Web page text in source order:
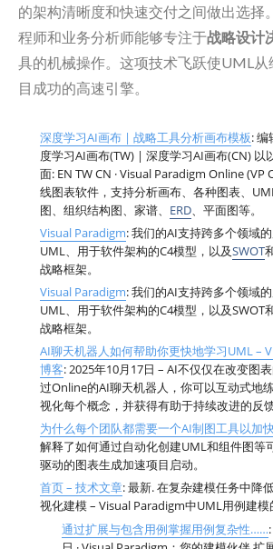
的架构清晰度和快速交付之间做出选择
程师和业务分析师能够专注于战略设计
具的机械操作。这项技术飞跃使UML从
目成功的高速引擎。
深度学习AI画布 | 战略工具分析画布模板: 编
度学习AI画布(TW) | 深度学习AI画布(CN) 以
面: EN TW CN · Visual Paradigm Online (VP
线图表软件，支持分析画布、各种图表、
图、组织结构图、家谱、 ERD、平面图等。
Visual Paradigm: 我们的AI支持跨多个领域
UML、用于软件架构的C4模型，以及SWOT
战略框架。
Visual Paradigm: 我们的AI支持跨多个领域
UML、用于软件架构的C4模型，以及SWOT
战略框架。
AI聊天机器人如何帮助你更快地学习UML –
博客: 2025年10月17日 – AI不仅仅在改变图
过Online的AI聊天机器人，你可以互动式地
视化每个概念，并获得有助于持续改进的反
为什么每个团队都需要一个AI制图工具以加
解释了如何通过自动化创建UML和组件图等
驱动的图表生成加速项目启动。
首页 – 技术文章: 最新. 在复杂建模任务中降
视化建模 – Visual Paradigm中UML用例建模
通过扩展与包含用例掌握用例复杂性……